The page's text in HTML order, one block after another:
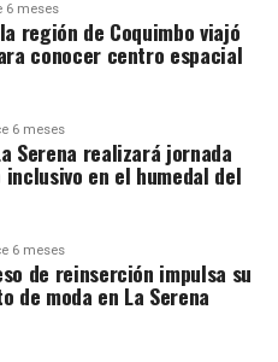
6 meses
región de Coquimbo viajó
conocer centro espacial
6 meses
Serena realizará jornada
inclusivo en el humedal del
6 meses
de reinserción impulsa su
de moda en La Serena